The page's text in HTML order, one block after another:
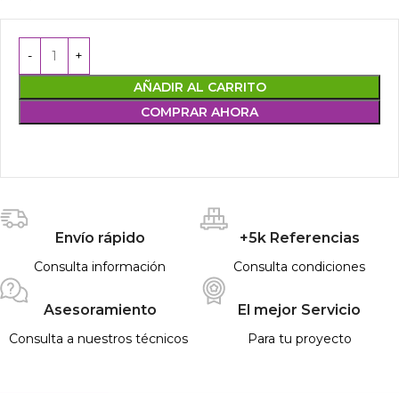
AÑADIR AL CARRITO
COMPRAR AHORA
Envío rápido
Consulta información
+5k Referencias
Consulta condiciones
Asesoramiento
Consulta a nuestros técnicos
El mejor Servicio
Para tu proyecto